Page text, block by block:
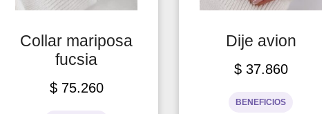
Collar mariposa
fucsia
$75.260
Dije avion
$37.860
BENEFICIOS